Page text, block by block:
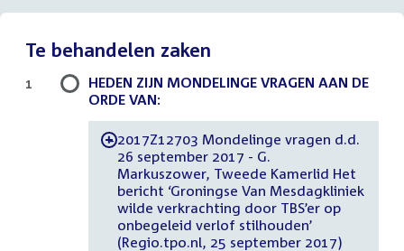
Te behandelen zaken
HEDEN ZIJN MONDELINGE VRAGEN AAN DE
ORDE VAN:
-2017Z12703 Mondelinge vragen d.d.
26 september 2017 - G.
Markuszower, Tweede Kamerlid Het
bericht ‘Groningse Van Mesdagkliniek
wilde verkrachting door TBS’er op
onbegeleid verlof stilhouden’
(Regio.tpo.nl, 25 september 2017)
1